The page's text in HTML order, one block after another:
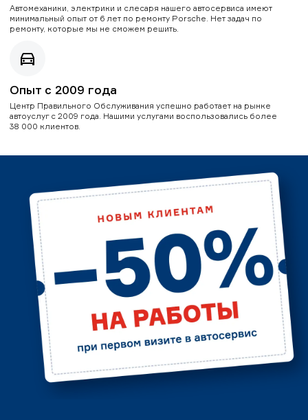
Автомеханики, электрики и слесаря нашего автосервиса имеют
минимальный опыт от 6 лет по ремонту Porsche. Нет задач по
ремонту, которые мы не сможем решить.
Опыт с 2009 года
Центр Правильного Обслуживания успешно работает на рынке
автоуслуг с 2009 года. Нашими услугами воспользовались более
38 000 клиентов.